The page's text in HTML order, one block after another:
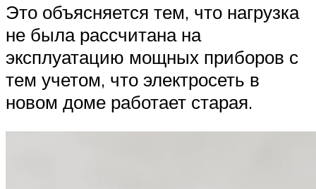
Это объясняется тем, что нагрузка
не была рассчитана на
эксплуатацию мощных приборов с
тем учетом, что электросеть в
новом доме работает старая.